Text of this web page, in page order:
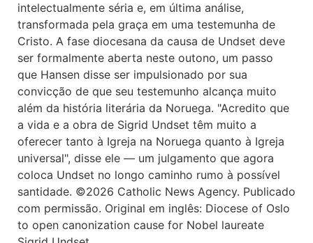
intelectualmente séria e, em última análise,
transformada pela graça em uma testemunha de
Cristo. A fase diocesana da causa de Undset deve
ser formalmente aberta neste outono, um passo
que Hansen disse ser impulsionado por sua
convicção de que seu testemunho alcança muito
além da história literária da Noruega. "Acredito que
a vida e a obra de Sigrid Undset têm muito a
oferecer tanto à Igreja na Noruega quanto à Igreja
universal", disse ele — um julgamento que agora
coloca Undset no longo caminho rumo à possível
santidade. ©2026 Catholic News Agency. Publicado
com permissão. Original em inglês: Diocese of Oslo
to open canonization cause for Nobel laureate